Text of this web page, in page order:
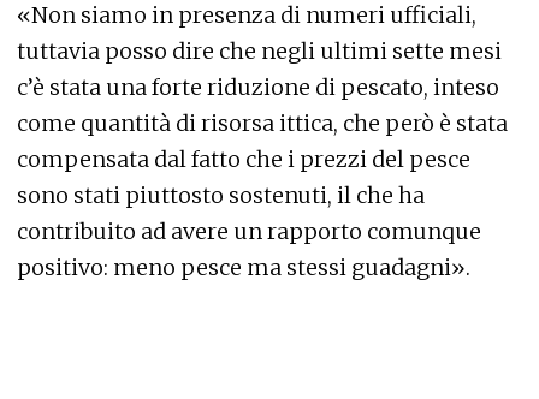
«Non siamo in presenza di numeri ufficiali,
tuttavia posso dire che negli ultimi sette mesi
c’è stata una forte riduzione di pescato, inteso
come quantità di risorsa ittica, che però è stata
compensata dal fatto che i prezzi del pesce
sono stati piuttosto sostenuti, il che ha
contribuito ad avere un rapporto comunque
positivo: meno pesce ma stessi guadagni».